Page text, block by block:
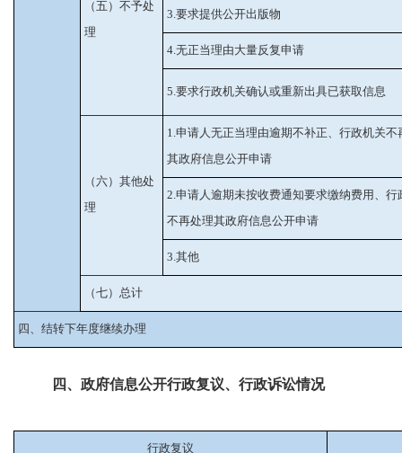
（五）不予处
理
3.要求提供公开出版物
4.无正当理由大量反复申请
5.要求行政机关确认或重新出具已获取信息
（六）其他处
理
1.申请人无正当理由逾期不补正、行政机关不
其政府信息公开申请
2.申请人逾期未按收费通知要求缴纳费用、行
不再处理其政府信息公开申请
3.其他
（七）总计
四、结转下年度继续办理
四、政府信息公开行政复议、行政诉讼情况
行政复议